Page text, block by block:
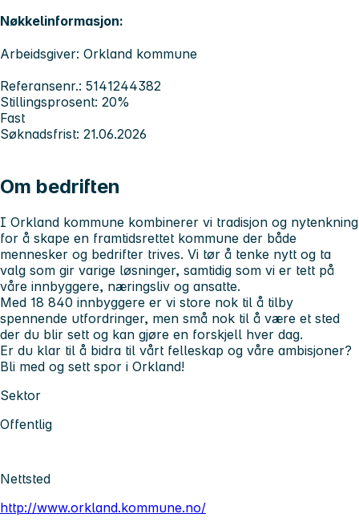
Nøkkelinformasjon:
Arbeidsgiver: Orkland kommune
Referansenr.: 5141244382
Stillingsprosent: 20%
Fast
Søknadsfrist: 21.06.2026
Om bedriften
I Orkland kommune kombinerer vi tradisjon og nytenkning
for å skape en framtidsrettet kommune der både
mennesker og bedrifter trives. Vi tør å tenke nytt og ta
valg som gir varige løsninger, samtidig som vi er tett på
våre innbyggere, næringsliv og ansatte.
Med 18 840 innbyggere er vi store nok til å tilby
spennende utfordringer, men små nok til å være et sted
der du blir sett og kan gjøre en forskjell hver dag.
Er du klar til å bidra til vårt felleskap og våre ambisjoner?
Bli med og sett spor i Orkland!
Sektor
Offentlig
Nettsted
http://www.orkland.kommune.no/